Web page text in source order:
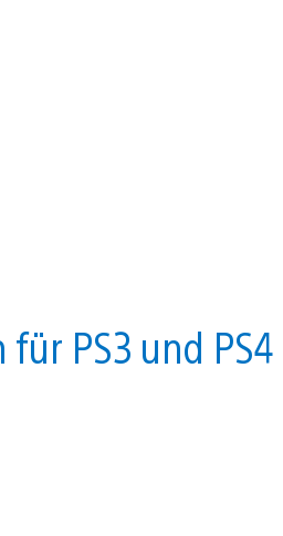
PS3 und PS4